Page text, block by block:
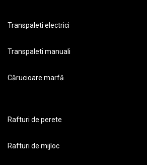
Transpaleti electrici
Transpaleti manuali
Cărucioare marfă
Rafturi de perete
Rafturi de mijloc